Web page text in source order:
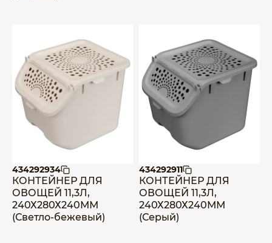
434292934
КОНТЕЙНЕР ДЛЯ
ОВОЩЕЙ 11,3Л,
240Х280Х240ММ
(Светло-бежевый)
434292911
КОНТЕЙНЕР ДЛЯ
ОВОЩЕЙ 11,3Л,
240Х280Х240ММ
(Серый)